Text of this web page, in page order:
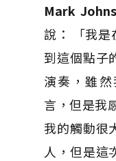
Mark
說： 「我是
到這個點子
演奏，雖
言，但是我
我的觸動很
人，但是這